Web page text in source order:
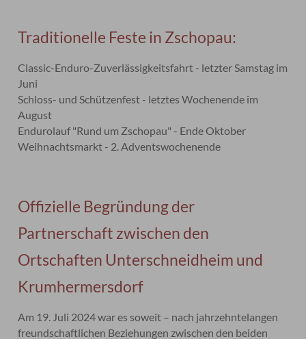
Traditionelle Feste in Zschopau:
Classic-Enduro-Zuverlässigkeitsfahrt - letzter Samstag im
Juni
Schloss- und Schützenfest - letztes Wochenende im
August
Endurolauf "Rund um Zschopau" - Ende Oktober
Weihnachtsmarkt - 2. Adventswochenende
Offizielle Begründung der
Partnerschaft zwischen den
Ortschaften Unterschneidheim und
Krumhermersdorf
Am 19. Juli 2024 war es soweit – nach jahrzehntelangen
freundschaftlichen Beziehungen zwischen den beiden